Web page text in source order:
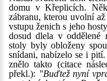
domu v Křeplicích.
zábranu, kterou uvolní
vstupu ženich s jeho
dosud dlela v oddělené
stoly byly obloženy
snídani, nabízelo se i
znělo takto (citace
překl.): "Buďtež nyní